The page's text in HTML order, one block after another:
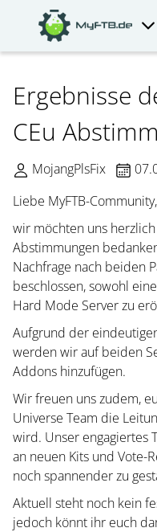
Ergebnisse
CEu
MojangPlsFix
Liebe MyFTB-Community,
wir möchten uns
Abstimmungen
Nachfrage nach beiden
beschlossen, sowohl
Hard Mode Server zu
Aufgrund der
werden wir auf beiden
Addons hinzufügen.
Wir freuen uns zudem,
Universe Team die
wird. Unser engagiertes
an neuen Kits und Vote-
noch spannender zu
Aktuell steht noch kein
jedoch könnt ihr euch